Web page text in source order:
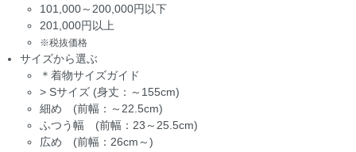
101,000～200,000円以下
201,000円以上
※税抜価格
サイズから選ぶ
＊着物サイズガイド
> Sサイズ (身丈：～155cm)
細め (前幅：～22.5cm)
ふつう幅 (前幅：23～25.5cm)
広め (前幅：26cm～)